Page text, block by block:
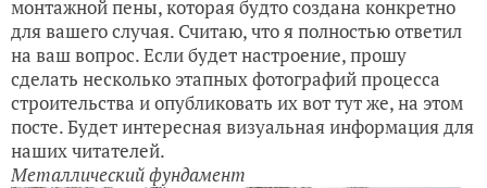
монтажной пены, которая будто создана конкретно
для вашего случая. Считаю, что я полностью ответил
на ваш вопрос. Если будет настроение, прошу
сделать несколько этапных фотографий процесса
строительства и опубликовать их вот тут же, на этом
посте. Будет интересная визуальная информация для
наших читателей.
Металлический фундамент